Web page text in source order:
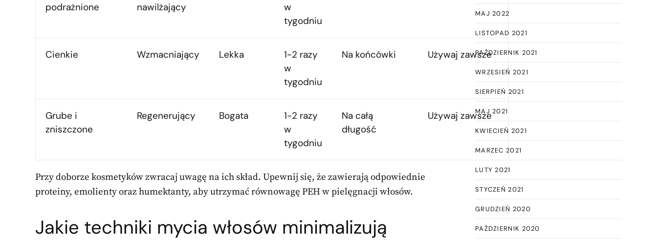
podrażnione
nawilżający
w
tygodniu
Cienkie Wzmacniający Lekka
1-2 razy
w
tygodniu
Na końcówki Używaj zawsze
Grube i
zniszczone
Regenerujący Bogata
1-2 razy
w
tygodniu
Na całą
długość
Używaj zawsze
Przy doborze kosmetyków zwracaj uwagę na ich skład. Upewnij się, że zawierają odpowiednie
proteiny, emolienty oraz humektanty, aby utrzymać równowagę PEH w pielęgnacji włosów.
Jakie techniki mycia włosów minimalizują
MAJ 2022
LISTOPAD 2021
PAŹDZIERNIK 2021
WRZESIEŃ 2021
SIERPIEŃ 2021
MAJ 2021
KWIECIEŃ 2021
MARZEC 2021
LUTY 2021
STYCZEŃ 2021
GRUDZIEŃ 2020
PAŹDZIERNIK 2020